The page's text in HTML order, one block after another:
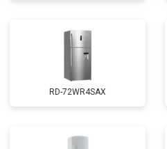
RD-72WR4SAX